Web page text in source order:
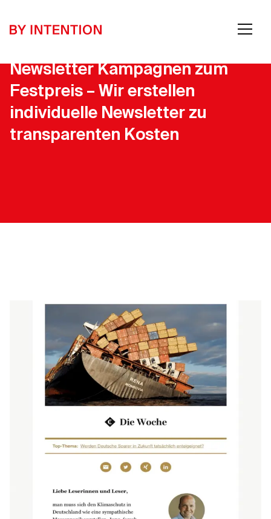
Newsletter Kampagnen zum
Festpreis – Wir erstellen
individuelle Newsletter zu
transparenten Kosten